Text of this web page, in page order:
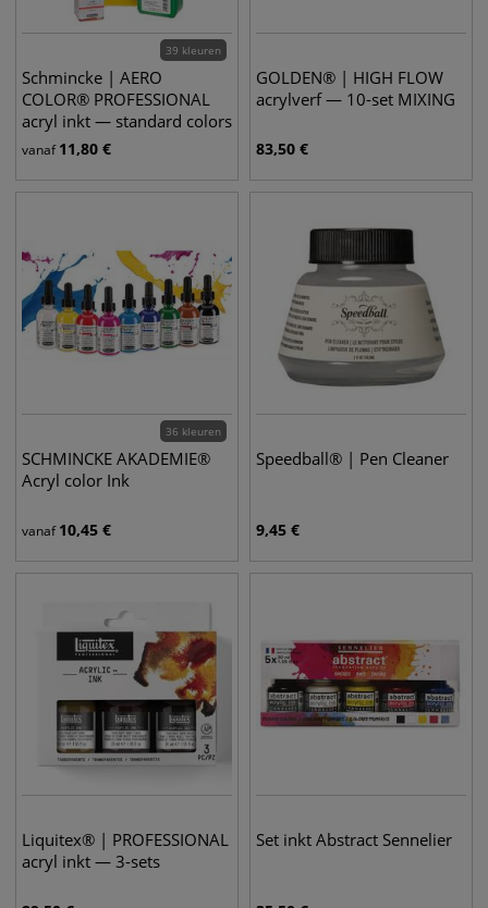
39 kleuren
Schmincke | AERO
COLOR® PROFESSIONAL
acryl inkt — standard colors
vanaf 11,80 €
GOLDEN® | HIGH FLOW
acrylverf — 10-set MIXING
83,50 €
36 kleuren
SCHMINCKE AKADEMIE®
Acryl color Ink
vanaf 10,45 €
Speedball® | Pen Cleaner
9,45 €
Liquitex® | PROFESSIONAL
acryl inkt — 3-sets
Set inkt Abstract Sennelier